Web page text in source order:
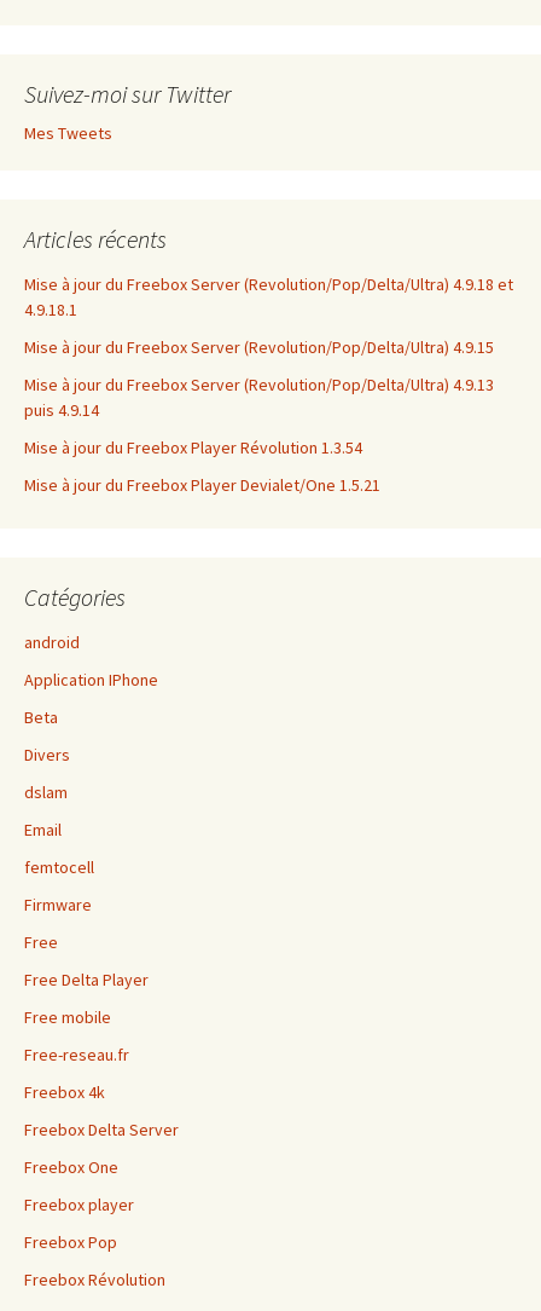
Suivez-moi sur Twitter
Mes Tweets
Articles récents
Mise à jour du Freebox Server (Revolution/Pop/Delta/Ultra) 4.9.18 et
4.9.18.1
Mise à jour du Freebox Server (Revolution/Pop/Delta/Ultra) 4.9.15
Mise à jour du Freebox Server (Revolution/Pop/Delta/Ultra) 4.9.13
puis 4.9.14
Mise à jour du Freebox Player Révolution 1.3.54
Mise à jour du Freebox Player Devialet/One 1.5.21
Catégories
android
Application IPhone
Beta
Divers
dslam
Email
femtocell
Firmware
Free
Free Delta Player
Free mobile
Free-reseau.fr
Freebox 4k
Freebox Delta Server
Freebox One
Freebox player
Freebox Pop
Freebox Révolution